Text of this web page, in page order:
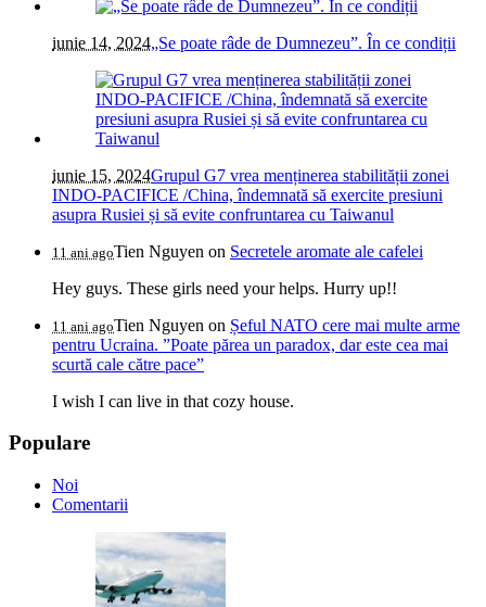
iunie 14, 2024„Se poate râde de Dumnezeu”. În ce condiții
iunie 15, 2024Grupul G7 vrea menținerea stabilității zonei
INDO-PACIFICE /China, îndemnată să exercite presiuni
asupra Rusiei și să evite confruntarea cu Taiwanul
11 ani agoTien Nguyen on Secretele aromate ale cafelei
Hey guys. These girls need your helps. Hurry up!!
11 ani agoTien Nguyen on Șeful NATO cere mai multe arme
pentru Ucraina. ”Poate părea un paradox, dar este cea mai
scurtă cale către pace”
I wish I can live in that cozy house.
Populare
Noi
Comentarii